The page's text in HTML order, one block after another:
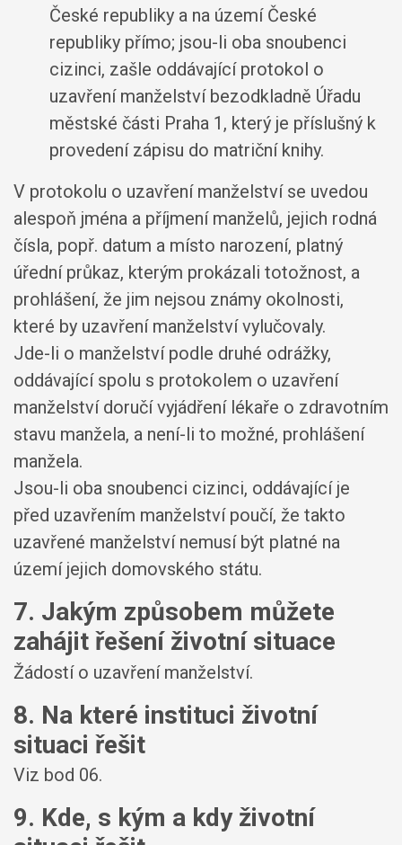
České republiky a na území České
republiky přímo; jsou-li oba snoubenci
cizinci, zašle oddávající protokol o
uzavření manželství bezodkladně Úřadu
městské části Praha 1, který je příslušný k
provedení zápisu do matriční knihy.
V protokolu o uzavření manželství se uvedou
alespoň jména a příjmení manželů, jejich rodná
čísla, popř. datum a místo narození, platný
úřední průkaz, kterým prokázali totožnost, a
prohlášení, že jim nejsou známy okolnosti,
které by uzavření manželství vylučovaly.
Jde-li o manželství podle druhé odrážky,
oddávající spolu s protokolem o uzavření
manželství doručí vyjádření lékaře o zdravotním
stavu manžela, a není-li to možné, prohlášení
manžela.
Jsou-li oba snoubenci cizinci, oddávající je
před uzavřením manželství poučí, že takto
uzavřené manželství nemusí být platné na
území jejich domovského státu.
7. Jakým způsobem můžete
zahájit řešení životní situace
Žádostí o uzavření manželství.
8. Na které instituci životní
situaci řešit
Viz bod 06.
9. Kde, s kým a kdy životní